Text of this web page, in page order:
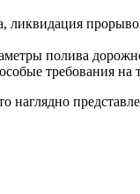
ликвидация
полива
требования
наглядно